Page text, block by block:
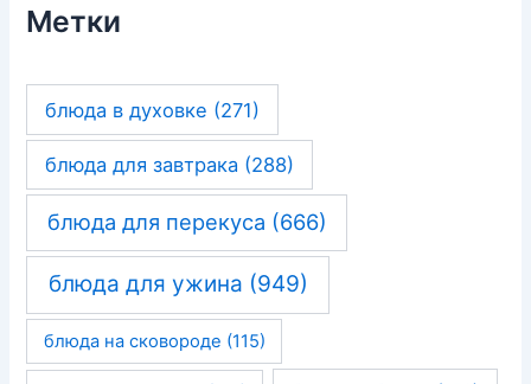
Метки
блюда в духовке (271)
блюда для завтрака (288)
блюда для перекуса (666)
блюда для ужина (949)
блюда на сковороде (115)